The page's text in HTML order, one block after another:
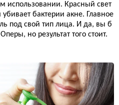
использовании. Красный свет
бактерии акне. Главное
под свой тип лица. И да, вы б
но результат того стоит.